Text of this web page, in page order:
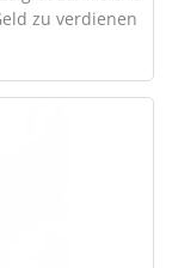
zu verdienen